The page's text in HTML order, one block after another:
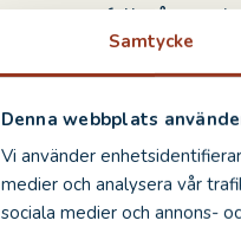
Samtycke
Denna webbplats
Vi använder
medier och analysera vår
sociala medier och annons-
full gång och
– Det är
kvinnliga
av flera i
fascinerar